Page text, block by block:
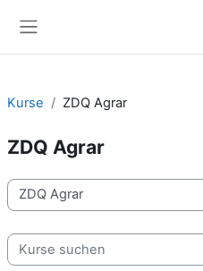
Kurse ZDQ Agrar
ZDQ Agrar
Kursbereiche
Kurse suchen